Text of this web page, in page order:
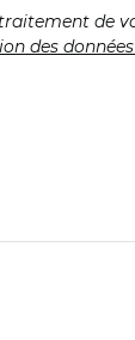
de
des